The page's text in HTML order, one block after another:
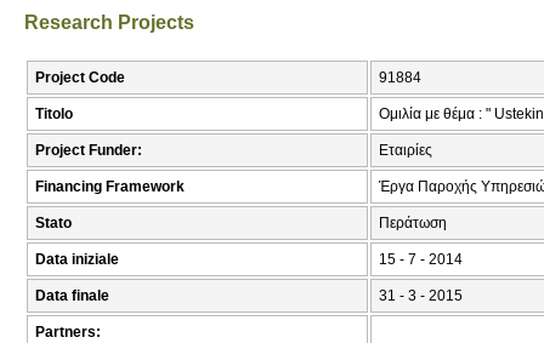
Research Projects
Project Code 91884
Titolo Ομιλία με θέμα : "
Project Funder: Εταιρίες
Financing Framework Έργα Παροχής
Stato Περάτωση
Data iniziale 15 - 7 - 2014
Data finale 31 - 3 - 2015
Partners: